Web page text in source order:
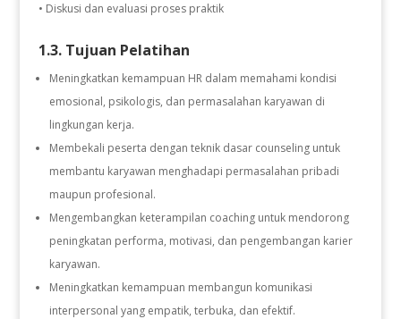
• Diskusi dan evaluasi proses praktik
1.3. Tujuan Pelatihan
Meningkatkan kemampuan HR dalam memahami kondisi
emosional, psikologis, dan permasalahan karyawan di
lingkungan kerja.
Membekali peserta dengan teknik dasar counseling untuk
membantu karyawan menghadapi permasalahan pribadi
maupun profesional.
Mengembangkan keterampilan coaching untuk mendorong
peningkatan performa, motivasi, dan pengembangan karier
karyawan.
Meningkatkan kemampuan membangun komunikasi
interpersonal yang empatik, terbuka, dan efektif.